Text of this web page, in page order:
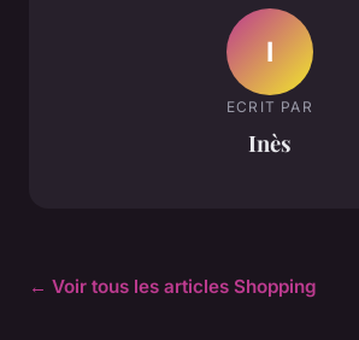
I
ECRIT PAR
Inès
← Voir tous les articles Shopping